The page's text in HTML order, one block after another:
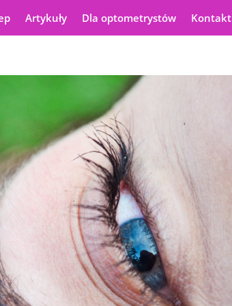
Artykuły Dla optometrystów Kontakt